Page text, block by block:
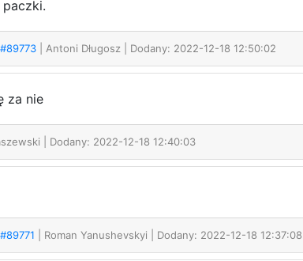
| Antoni Długosz | Dodany: 2022-12-18 12:50:02
za nie
| Dodany: 2022-12-18 12:40:03
| Roman Yanushevskyi | Dodany: 2022-12-18 12:37:08